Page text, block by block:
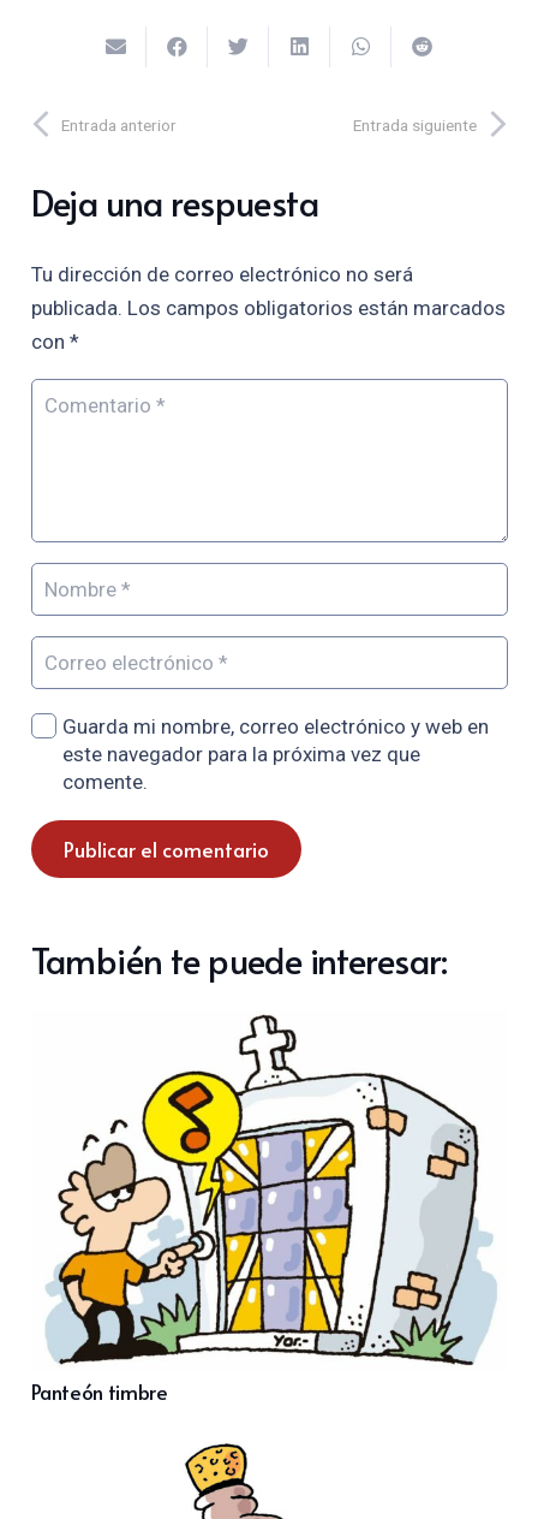
Entrada anterior Entrada siguiente
Deja una respuesta
Tu dirección de correo electrónico no será
publicada. Los campos obligatorios están marcados
con *
Guarda mi nombre, correo electrónico y web en
este navegador para la próxima vez que
comente.
Publicar el comentario
También te puede interesar:
Panteón timbre